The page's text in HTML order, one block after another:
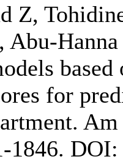
Z,
Abu-
for
1846.